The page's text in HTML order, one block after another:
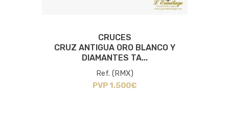
CRUCES
CRUZ ANTIGUA ORO BLANCO Y
DIAMANTES TA...
Ref. (RMX)
PVP 1.500€